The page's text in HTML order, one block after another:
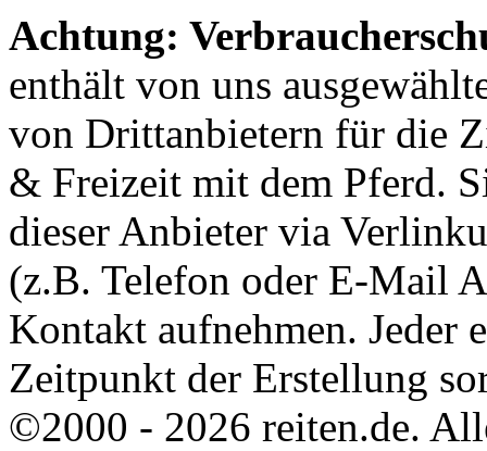
Achtung:
enthält von uns
von Drittanbietern für die
& Freizeit mit dem Pferd.
dieser Anbieter via
(z.B. Telefon oder E-Mail
Kontakt aufnehmen. Jeder
Zeitpunkt der Erstellung
©2000 - 2026 reiten.de.